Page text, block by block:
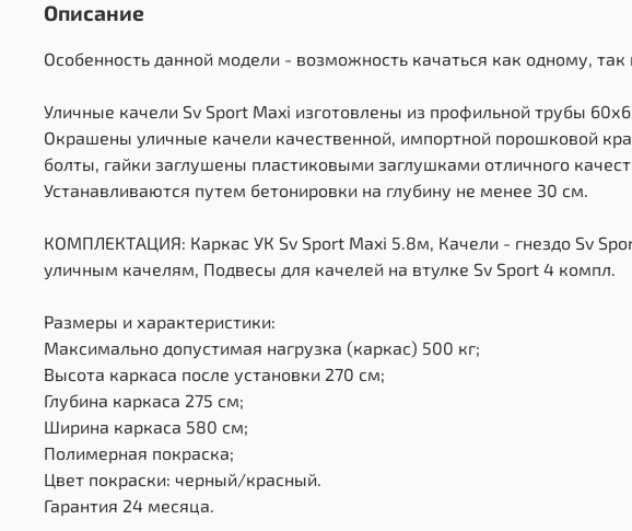
Описание
Особенность данной модели - возможность качаться как одному, так
Уличные качели Sv Sport Maxi изготовлены из профильной трубы
Окрашены уличные качели качественной, импортной порошковой
болты, гайки заглушены пластиковыми заглушками отличного
Устанавливаются путем бетонировки на глубину не менее 30 см.
КОМПЛЕКТАЦИЯ: Каркас УК Sv Sport Maxi 5.8м, Качели - гнездо Sv
уличным качелям, Подвесы для качелей на втулке Sv Sport 4 компл.
Размеры и характеристики:
Максимально допустимая нагрузка (каркас) 500 кг;
Высота каркаса после установки 270 см;
Глубина каркаса 275 см;
Ширина каркаса 580 см;
Полимерная покраска;
Цвет покраски: черный/красный.
Гарантия 24 месяца.